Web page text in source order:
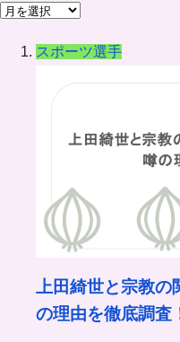
ア
スポーツ選手
上田綺世と宗教の
の理由を徹底調査